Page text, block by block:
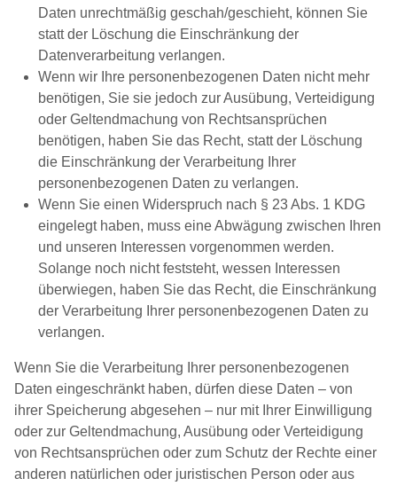
Daten unrechtmäßig geschah/geschieht, können Sie
statt der Löschung die Einschränkung der
Datenverarbeitung verlangen.
Wenn wir Ihre personenbezogenen Daten nicht mehr
benötigen, Sie sie jedoch zur Ausübung, Verteidigung
oder Geltendmachung von Rechtsansprüchen
benötigen, haben Sie das Recht, statt der Löschung
die Einschränkung der Verarbeitung Ihrer
personenbezogenen Daten zu verlangen.
Wenn Sie einen Widerspruch nach § 23 Abs. 1 KDG
eingelegt haben, muss eine Abwägung zwischen Ihren
und unseren Interessen vorgenommen werden.
Solange noch nicht feststeht, wessen Interessen
überwiegen, haben Sie das Recht, die Einschränkung
der Verarbeitung Ihrer personenbezogenen Daten zu
verlangen.
Wenn Sie die Verarbeitung Ihrer personenbezogenen
Daten eingeschränkt haben, dürfen diese Daten – von
ihrer Speicherung abgesehen – nur mit Ihrer Einwilligung
oder zur Geltendmachung, Ausübung oder Verteidigung
von Rechtsansprüchen oder zum Schutz der Rechte einer
anderen natürlichen oder juristischen Person oder aus